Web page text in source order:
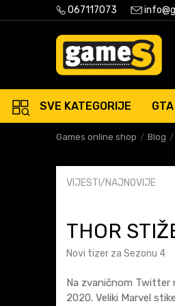
067117073
ISPORUKA PORUDŽBINA PREKO
SVE KATEGORIJE
Games online shop Blog
VIJESTI/NAJNOVIJE
THOR
Novi tizer za Sezonu 4
Na zvaničnom Twitter
2020. Veliki Marvel